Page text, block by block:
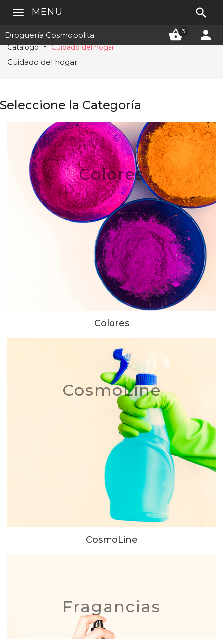
Droguería Cosmopolita 3 
MENU 
Catálogo Cuidado del hogar
Cuidado del hogar
Seleccione la Categoría
Colores
Colores
CosmoLine
CosmoLine
Fragancias